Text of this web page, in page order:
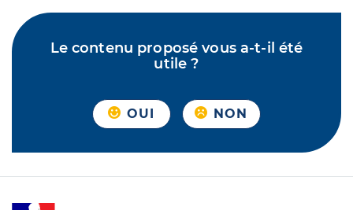
Le contenu proposé vous a-t-il été
utile ?
OUI NON